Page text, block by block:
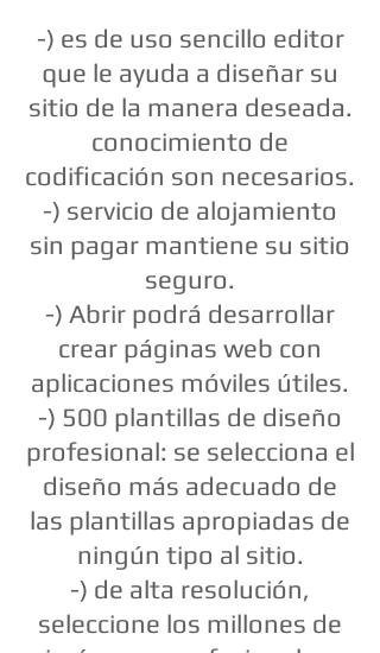
-) es de uso sencillo editor
que le ayuda a diseñar su
sitio de la manera deseada.
conocimiento de
codificación son necesarios.
-) servicio de alojamiento
sin pagar mantiene su sitio
seguro.
-) Abrir podrá desarrollar
crear páginas web con
aplicaciones móviles útiles.
-) 500 plantillas de diseño
profesional: se selecciona el
diseño más adecuado de
las plantillas apropiadas de
ningún tipo al sitio.
-) de alta resolución,
seleccione los millones de